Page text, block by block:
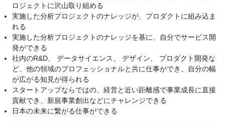
ロジェクトに沢山取り組める
実施した分析プロジェクトのナレッジが、プロダクトに組み込ま
れる
実施した分析プロジェクトのナレッジを基に、自分でサービス開
発ができる
社内のR&D、 データサイエンス、 デザイン、 プロダクト開発な
ど、他の領域のプロフェッショナルと共に仕事ができ、自分の幅
が広がる知見が得られる
スタートアップならではの、経営と近い距離感で事業成長に直接
貢献でき、新規事業創出などにチャレンジできる
日本の未来に繋がる仕事ができる